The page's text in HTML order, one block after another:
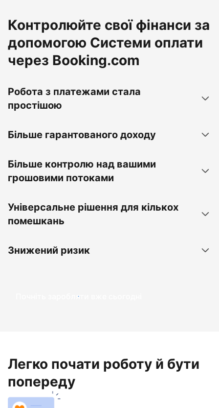
Контролюйте свої фінанси за
допомогою Системи оплати
через Booking.com
Робота з платежами стала
простішою
Більше гарантованого доходу
Більше контролю над вашими
грошовими потоками
Універсальне рішення для кількох
помешкань
Знижений ризик
Почніть заробляти вже сьогодні
Легко почати роботу й бути
попереду